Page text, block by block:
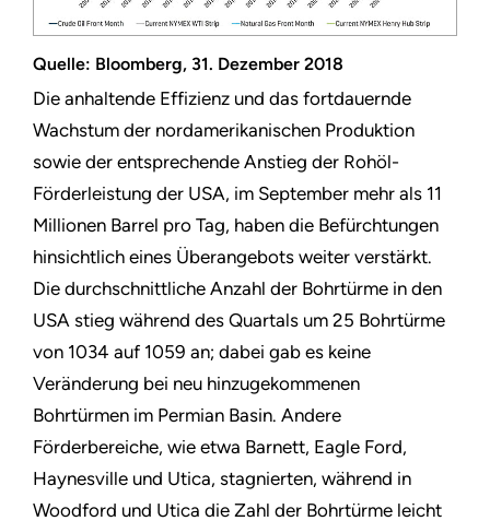
Quelle: Bloomberg, 31. Dezember 2018
Die anhaltende Effizienz und das fortdauernde
Wachstum der nordamerikanischen Produktion
sowie der entsprechende Anstieg der Rohöl-
Förderleistung der USA, im September mehr als 11
Millionen Barrel pro Tag, haben die Befürchtungen
hinsichtlich eines Überangebots weiter verstärkt.
Die durchschnittliche Anzahl der Bohrtürme in den
USA stieg während des Quartals um 25 Bohrtürme
von 1034 auf 1059 an; dabei gab es keine
Veränderung bei neu hinzugekommenen
Bohrtürmen im Permian Basin. Andere
Förderbereiche, wie etwa Barnett, Eagle Ford,
Haynesville und Utica, stagnierten, während in
Woodford und Utica die Zahl der Bohrtürme leicht